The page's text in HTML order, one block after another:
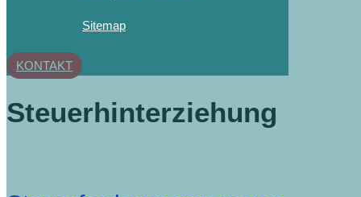
Sitemap
KONTAKT
Steuerhinterziehung